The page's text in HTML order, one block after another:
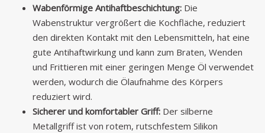
Wabenförmige Antihaftbeschichtung: Die
Wabenstruktur vergrößert die Kochfläche, reduziert
den direkten Kontakt mit den Lebensmitteln, hat eine
gute Antihaftwirkung und kann zum Braten, Wenden
und Frittieren mit einer geringen Menge Öl verwendet
werden, wodurch die Ölaufnahme des Körpers
reduziert wird.
Sicherer und komfortabler Griff: Der silberne
Metallgriff ist von rotem, rutschfestem Silikon